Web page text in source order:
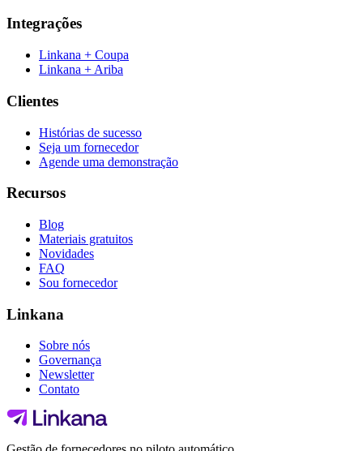
Integrações
Linkana + Coupa
Linkana + Ariba
Clientes
Histórias de sucesso
Seja um fornecedor
Agende uma demonstração
Recursos
Blog
Materiais gratuitos
Novidades
FAQ
Sou fornecedor
Linkana
Sobre nós
Governança
Newsletter
Contato